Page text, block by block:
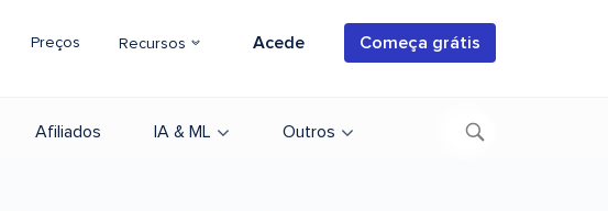
Preços Recursos Acede Começa grátis
Afiliados IA & ML Outros